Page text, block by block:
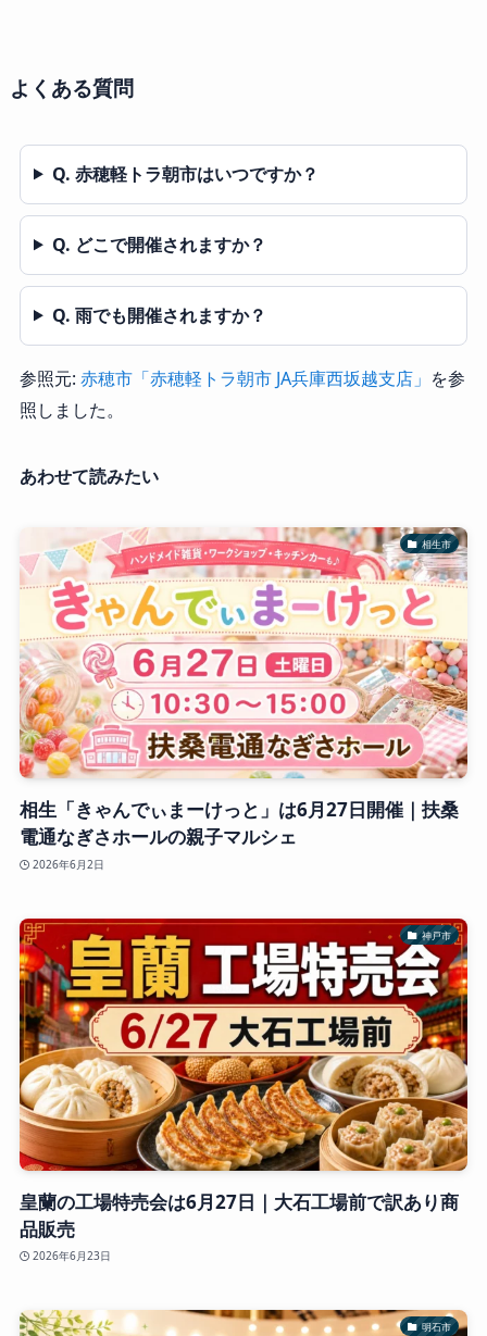
よくある質問
Q. 赤穂軽トラ朝市はいつですか？
Q. どこで開催されますか？
Q. 雨でも開催されますか？
参照元: 赤穂市「赤穂軽トラ朝市 JA兵庫西坂越支店」 を参
照しました。
あわせて読みたい
相生市
相生「きゃんでぃまーけっと」は6月27日開催｜扶桑
電通なぎさホールの親子マルシェ
2026年6月2日
神戸市
皇蘭の工場特売会は6月27日｜大石工場前で訳あり商
品販売
2026年6月23日
明石市